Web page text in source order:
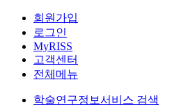
회원가입
로그인
MyRISS
고객센터
전체메뉴
학술연구정보서비스 검색